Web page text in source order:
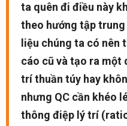
ta quên đi điều này
theo hướng tập
liệu chúng ta có nên
cáo cũ và tạo ra một
trí thuần túy hay
nhưng QC cần khéo
thông điệp lý trí